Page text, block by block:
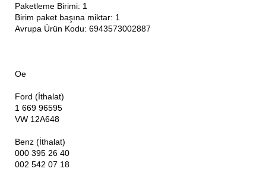
Paketleme Birimi: 1
Birim paket başına miktar: 1
Avrupa Ürün Kodu: 6943573002887
Oe
Ford (İthalat)
1 669 96595
VW 12A648
Benz (İthalat)
000 395 26 40
002 542 07 18